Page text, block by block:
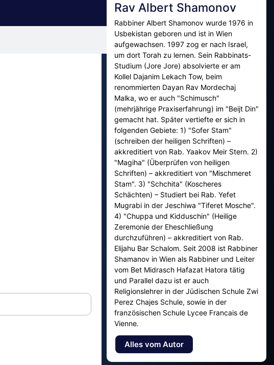
Rav Albert Shamonov
Rabbiner Albert Shamonov wurde 1976 in
Usbekistan geboren und ist in Wien
aufgewachsen. 1997 zog er nach Israel,
um dort Torah zu lernen. Sein Rabbinats-
Studium (Jore Jore) absolvierte er am
Kollel Dajanim Lekach Tow, beim
renommierten Dayan Rav Mordechaj
Malka, wo er auch "Schimusch"
(mehrjährige Praxiserfahrung) im "Beijt Din"
gemacht hat. Später vertiefte er sich in
folgenden Gebiete: 1) "Sofer Stam"
(schreiben der heiligen Schriften) –
akkreditiert von Rab. Yaakov Meir Stern. 2)
"Magiha" (Überprüfen von heiligen
Schriften) – akkreditiert von "Mischmeret
Stam". 3) "Schchita" (Koscheres
Schächten) – Studiert bei Rab. Yefet
Mugrabi in der Jeschiwa "Tiferet Mosche".
4) "Chuppa und Kidduschin" (Heilige
Zeremonie der Eheschließung
durchzuführen) – akkreditiert von Rab.
Elijahu Bar Schalom. Seit 2008 ist Rabbiner
Shamanov in Wien als Rabbiner und Leiter
vom Bet Midrasch Hafazat Hatora tätig
und Parallel dazu ist er auch
Religionslehrer in der Jüdischen Schule Zwi
Perez Chajes Schule, sowie in der
französischen Schule Lycee Francais de
Vienne.
Alles vom Autor